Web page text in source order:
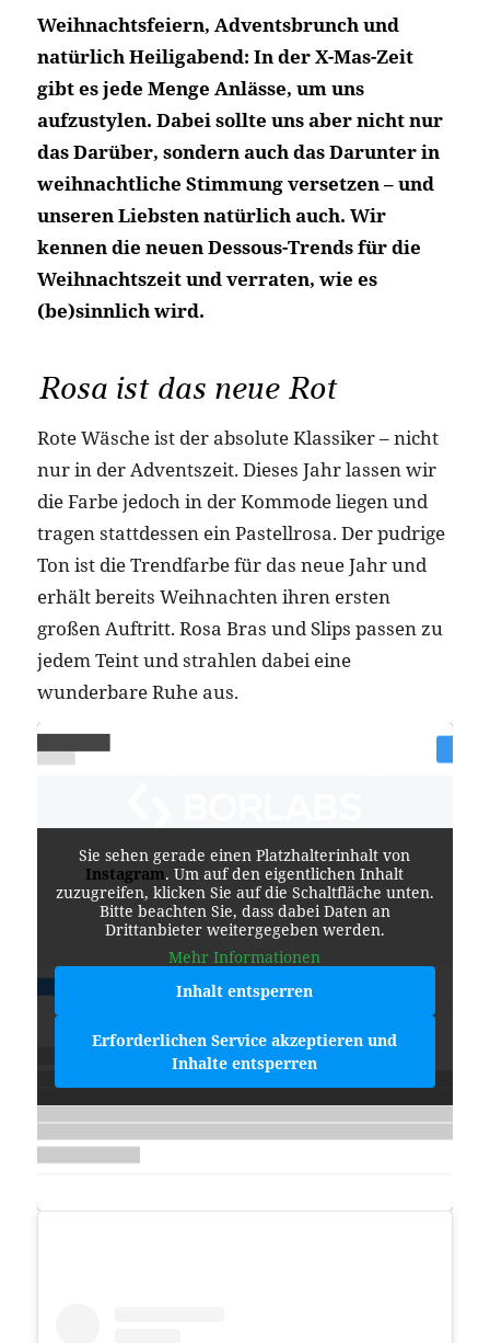
Weihnachtsfeiern, Adventsbrunch und
natürlich Heiligabend: In der X-Mas-Zeit
gibt es jede Menge Anlässe, um uns
aufzustylen. Dabei sollte uns aber nicht nur
das Darüber, sondern auch das Darunter in
weihnachtliche Stimmung versetzen – und
unseren Liebsten natürlich auch. Wir
kennen die neuen Dessous-Trends für die
Weihnachtszeit und verraten, wie es
(be)sinnlich wird.
Rosa ist das neue Rot
Rote Wäsche ist der absolute Klassiker – nicht
nur in der Adventszeit. Dieses Jahr lassen wir
die Farbe jedoch in der Kommode liegen und
tragen stattdessen ein Pastellrosa. Der pudrige
Ton ist die Trendfarbe für das neue Jahr und
erhält bereits Weihnachten ihren ersten
großen Auftritt. Rosa Bras und Slips passen zu
jedem Teint und strahlen dabei eine
wunderbare Ruhe aus.
Sie sehen gerade einen Platzhalterinhalt von
Instagram. Um auf den eigentlichen Inhalt
zuzugreifen, klicken Sie auf die Schaltfläche unten.
Bitte beachten Sie, dass dabei Daten an
Drittanbieter weitergegeben werden.
Mehr Informationen
Inhalt entsperren
Erforderlichen Service akzeptieren und
Inhalte entsperren